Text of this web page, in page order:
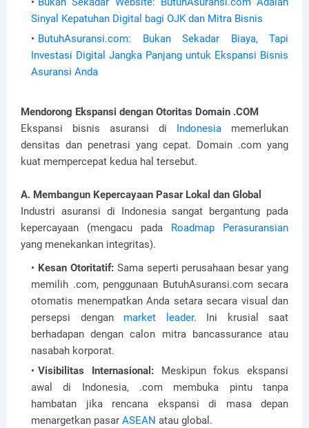
Sinyal Kepatuhan Digital bagi OJK dan Mitra Bisnis
ButuhAsuransi.com: Bukan Sekadar Biaya, Tapi
Investasi Digital Jangka Panjang untuk Ekspansi Bisnis
Asuransi Anda
Mendorong Ekspansi dengan Otoritas Domain .COM
Ekspansi bisnis asuransi di Indonesia memerlukan
densitas dan penetrasi yang cepat. Domain .com yang
kuat mempercepat kedua hal tersebut.
A. Membangun Kepercayaan Pasar Lokal dan Global
Industri asuransi di Indonesia sangat bergantung pada
kepercayaan (mengacu pada Roadmap Perasuransian
yang menekankan integritas).
Kesan Otoritatif:Sama seperti perusahaan besar yang
memilih .com, penggunaan ButuhAsuransi.com secara
otomatis menempatkan Anda setara secara visual dan
persepsi dengan market leader. Ini krusial saat
berhadapan dengan calon mitra bancassurance atau
nasabah korporat.
Visibilitas Internasional: Meskipun fokus ekspansi
awal di Indonesia, .com membuka pintu tanpa
hambatan jika rencana ekspansi di masa depan
menargetkan pasar ASEAN atau global.